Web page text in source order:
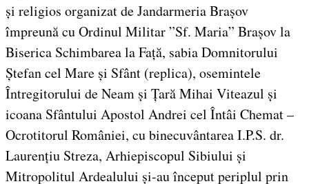
și religios organizat de Jandarmeria Brașov
împreună cu Ordinul Militar ”Sf. Maria” Brașov la
Biserica Schimbarea la Față, sabia Domnitorului
Ștefan cel Mare și Sfânt (replica), osemintele
Întregitorului de Neam și Țară Mihai Viteazul și
icoana Sfântului Apostol Andrei cel Întâi Chemat –
Ocrotitorul României, cu binecuvântarea I.P.S. dr.
Laurențiu Streza, Arhiepiscopul Sibiului și
Mitropolitul Ardealului și-au început periplul prin